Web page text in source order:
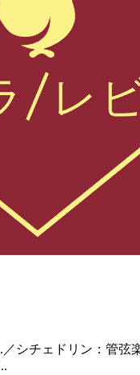
シチェドリン：管弦